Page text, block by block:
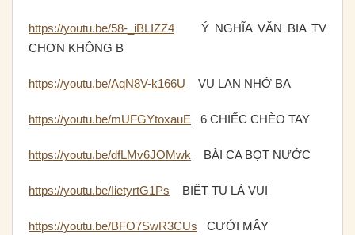
https://youtu.be/58-_iBLIZZ4 Ý NGHĨA VĂN BIA TV
CHƠN KHÔNG B
https://youtu.be/AqN8V-k166U VU LAN NHỚ BA
https://youtu.be/mUFGYtoxauE 6 CHIẾC CHÈO TAY
https://youtu.be/dfLMv6JOMwk BÀI CA BỌT NƯỚC
https://youtu.be/IietyrtG1Ps BIẾT TU LÀ VUI
https://youtu.be/BFO7SwR3CUs CƯỚI MÂY